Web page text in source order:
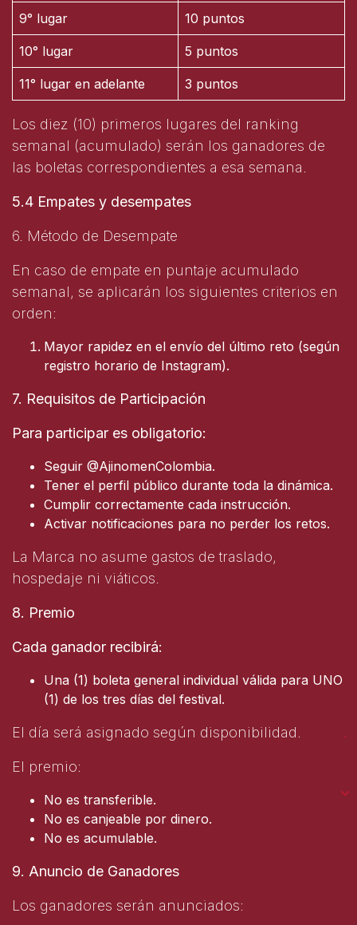
9° lugar 10 puntos
10° lugar 5 puntos
11° lugar en adelante 3 puntos
Los diez (10) primeros lugares del ranking
semanal (acumulado) serán los ganadores de
las boletas correspondientes a esa semana.
5.4 Empates y desempates
6. Método de Desempate
En caso de empate en puntaje acumulado
semanal, se aplicarán los siguientes criterios en
orden:
Mayor rapidez en el envío del último reto (según
registro horario de Instagram).
7. Requisitos de Participación
Para participar es obligatorio:
Seguir @AjinomenColombia.
Tener el perfil público durante toda la dinámica.
Cumplir correctamente cada instrucción.
Activar notificaciones para no perder los retos.
La Marca no asume gastos de traslado,
hospedaje ni viáticos.
8. Premio
Cada ganador recibirá:
Una (1) boleta general individual válida para UNO
(1) de los tres días del festival.
El día será asignado según disponibilidad.
El premio:
No es transferible.
No es canjeable por dinero.
No es acumulable.
9. Anuncio de Ganadores
Los ganadores serán anunciados: